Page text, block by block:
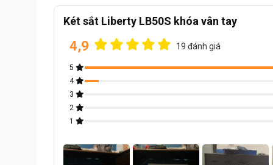
Thông số kĩ thuật:
Kích thước ngoài ( cao, rộng, sâu): 500x390x380 mm
kích thước trong ( cao, rộng, sâu): 450x350x270mm
Kích thước ngăn kéo ( cao, rộng, sâu):
Trọng lượng: 46kg
Két sắt Liberty LB50S khóa vân tay
4,9 19 đánh giá
5
4
3
2
1